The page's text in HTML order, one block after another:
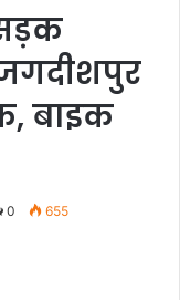
बाइक
0 655